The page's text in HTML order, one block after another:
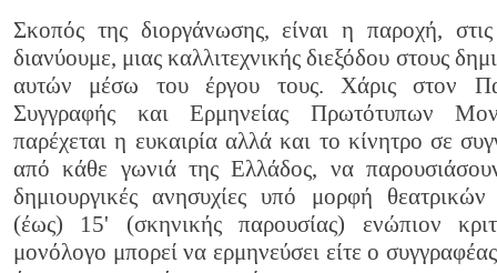
Σκοπός της διοργάνωσης, είναι η παροχή,
διανύουμε, μιας καλλιτεχνικής διεξόδου στους
αυτών μέσω του έργου τους. Χάρις στον
Συγγραφής και Ερμηνείας Πρωτότυπων
παρέχεται η ευκαιρία αλλά και το κίνητρο σε
από κάθε γωνιά της Ελλάδος, να
δημιουργικές ανησυχίες υπό μορφή
(έως) 15' (σκηνικής παρουσίας) ενώπιον
μονόλογο μπορεί να ερμηνεύσει είτε ο